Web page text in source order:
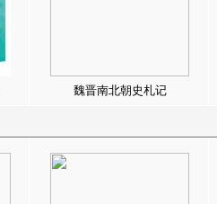
魏晋南北朝史札记